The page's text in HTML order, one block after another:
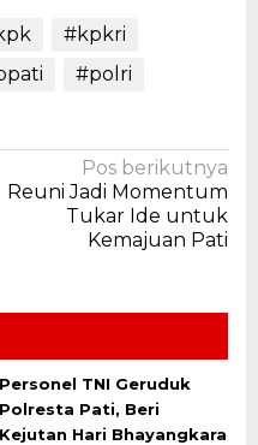
#kpkri
#polri
Pos berikutnya
Reuni Jadi Momentum
Tukar Ide untuk
Kemajuan Pati
Personel TNI Geruduk
Polresta Pati, Beri
Kejutan Hari Bhayangkara